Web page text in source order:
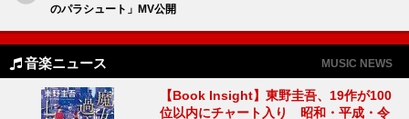
のパラシュート」MV公開
音楽ニュース MUSIC NEWS
【Book Insight】東野圭吾、19作が100
位以内にチャート入り 昭和・平成・令